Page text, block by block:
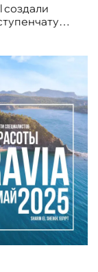
создали